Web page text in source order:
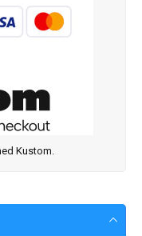
Kustom.